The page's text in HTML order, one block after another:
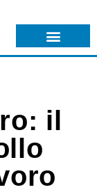
il